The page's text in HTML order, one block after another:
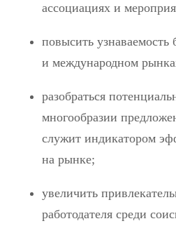
ассоциациях и
повысить узнаваемость
и международном
разобраться
многообразии
служит индикатором
на рынке;
увеличить
работодателя среди